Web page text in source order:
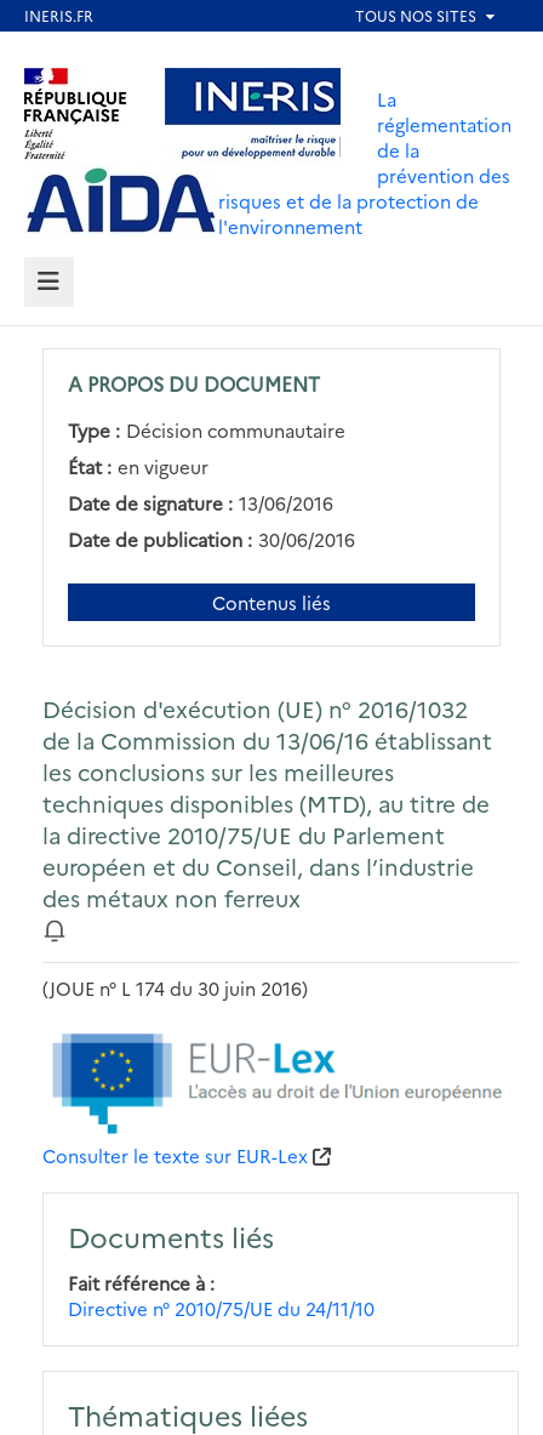
contenu
principal
Aller au contenu Aller au menu
Aller au pied de page
La
réglementation
de la
prévention des
risques et de la protection de
l'environnement
MENU
A PROPOS DU DOCUMENT
Type : Décision communautaire
État : en vigueur
Date de signature : 13/06/2016
Date de publication : 30/06/2016
Contenus liés
Décision d'exécution (UE) n° 2016/1032
de la Commission du 13/06/16 établissant
les conclusions sur les meilleures
techniques disponibles (MTD), au titre de
la directive 2010/75/UE du Parlement
européen et du Conseil, dans l’industrie
des métaux non ferreux
(JOUE n° L 174 du 30 juin 2016)
Consulter le texte sur EUR-Lex
Documents liés
Fait référence à
Directive n° 2010/75/UE du 24/11/10
Thématiques liées